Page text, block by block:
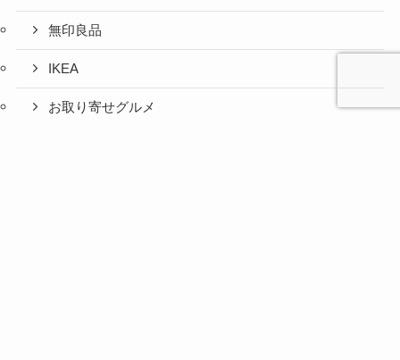
無印良品
IKEA
お取り寄せグルメ